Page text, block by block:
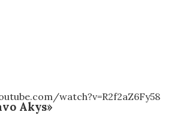
watch?v=R2f2aZ6Fy58
Akys»